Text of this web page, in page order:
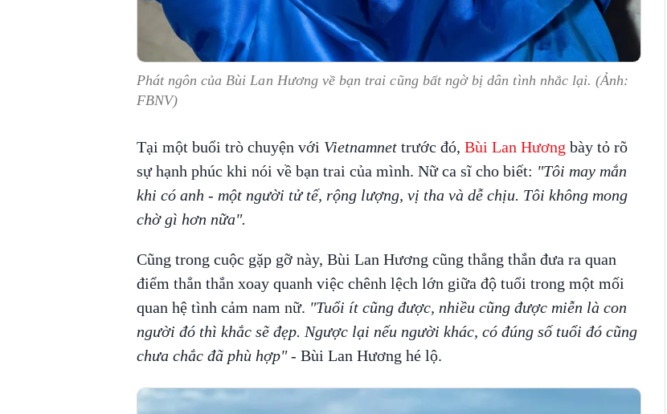
Phát ngôn của Bùi Lan Hương về bạn trai cũng bất ngờ bị dân tình nhắc lại. (Ảnh:
FBNV)
Tại một buổi trò chuyện với Vietnamnet trước đó, Bùi Lan Hương bày tỏ rõ
sự hạnh phúc khi nói về bạn trai của mình. Nữ ca sĩ cho biết: "Tôi may mắn
khi có anh - một người tử tế, rộng lượng, vị tha và dễ chịu. Tôi không mong
chờ gì hơn nữa".
Cũng trong cuộc gặp gỡ này, Bùi Lan Hương cũng thẳng thắn đưa ra quan
điểm thẳn thắn xoay quanh việc chênh lệch lớn giữa độ tuổi trong một mối
quan hệ tình cảm nam nữ. "Tuổi ít cũng được, nhiều cũng được miễn là con
người đó thì khắc sẽ đẹp. Ngược lại nếu người khác, có đúng số tuổi đó cũng
chưa chắc đã phù hợp"- Bùi Lan Hương hé lộ.